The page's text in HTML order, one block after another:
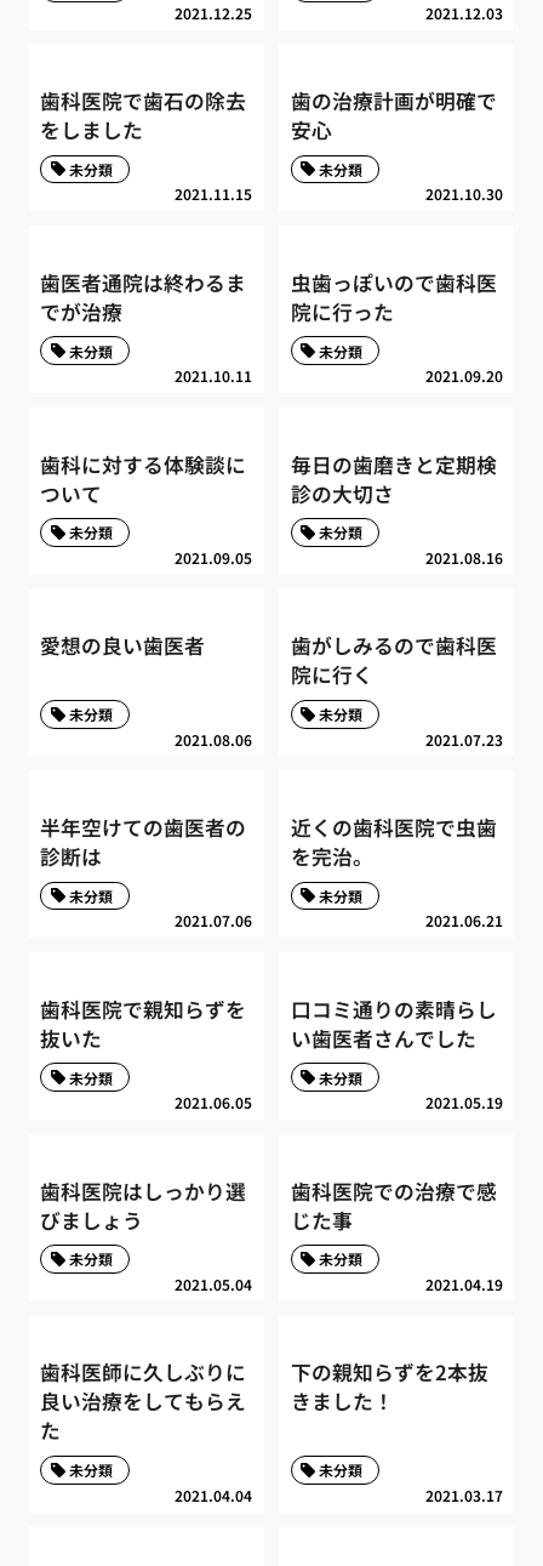
2021.12.25 2021.12.03
歯科医院で歯石の除去
をしました
2021.11.15
未分類
歯の治療計画が明確で
安心
2021.10.30
未分類
歯医者通院は終わるま
でが治療
2021.10.11
未分類
虫歯っぽいので歯科医
院に行った
2021.09.20
未分類
歯科に対する体験談に
ついて
2021.09.05
未分類
毎日の歯磨きと定期検
診の大切さ
2021.08.16
未分類
愛想の良い歯医者
2021.08.06
未分類
歯がしみるので歯科医
院に行く
2021.07.23
未分類
半年空けての歯医者の
診断は
2021.07.06
未分類
近くの歯科医院で虫歯
を完治。
2021.06.21
未分類
歯科医院で親知らずを
抜いた
2021.06.05
未分類
口コミ通りの素晴らし
い歯医者さんでした
2021.05.19
未分類
歯科医院はしっかり選
びましょう
2021.05.04
未分類
歯科医院での治療で感
じた事
2021.04.19
未分類
歯科医師に久しぶりに
良い治療をしてもらえ
た
2021.04.04
未分類
下の親知らずを2本抜
きました！
2021.03.17
未分類